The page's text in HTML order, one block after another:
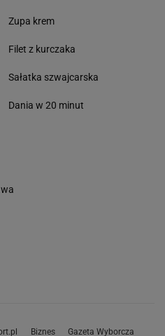
Zupa krem
Filet z kurczaka
Sałatka szwajcarska
Dania w 20 minut
Biznes Gazeta Wyborcza